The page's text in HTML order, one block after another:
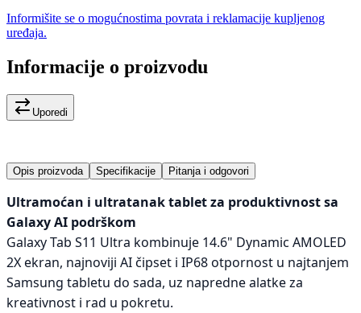
Informišite se o mogućnostima povrata i reklamacije kupljenog
uređaja.
Informacije o proizvodu
Uporedi
Opis proizvoda Specifikacije Pitanja i odgovori
Ultramoćan i ultratanak tablet za produktivnost sa
Galaxy AI podrškom
Galaxy Tab S11 Ultra kombinuje 14.6" Dynamic AMOLED
2X ekran, najnoviji AI čipset i IP68 otpornost u najtanjem
Samsung tabletu do sada, uz napredne alatke za
kreativnost i rad u pokretu.